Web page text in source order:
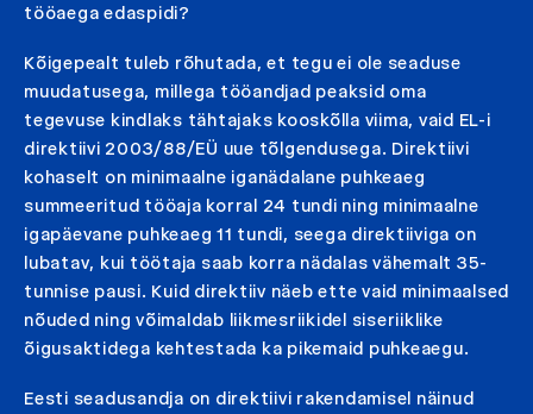
tööaega edaspidi?
Kõigepealt tuleb rõhutada, et tegu ei ole seaduse
muudatusega, millega tööandjad peaksid oma
tegevuse kindlaks tähtajaks kooskõlla viima, vaid EL-i
direktiivi 2003/88/EÜ uue tõlgendusega. Direktiivi
kohaselt on minimaalne iganädalane puhkeaeg
summeeritud tööaja korral 24 tundi ning minimaalne
igapäevane puhkeaeg 11 tundi, seega direktiiviga on
lubatav, kui töötaja saab korra nädalas vähemalt 35-
tunnise pausi. Kuid direktiiv näeb ette vaid minimaalsed
nõuded ning võimaldab liikmesriikidel siseriiklike
õigusaktidega kehtestada ka pikemaid puhkeaegu.
Eesti seadusandja on direktiivi rakendamisel näinud